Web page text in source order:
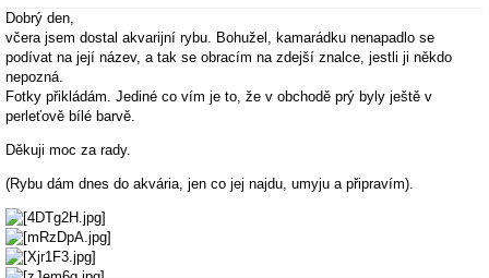
Dobrý den,
včera jsem dostal akvarijní rybu. Bohužel, kamarádku nenapadlo se
podívat na její název, a tak se obracím na zdejší znalce, jestli ji někdo
nepozná.
Fotky přikládám. Jediné co vím je to, že v obchodě prý byly ještě v
perleťově bílé barvě.
Děkuji moc za rady.
(Rybu dám dnes do akvária, jen co jej najdu, umyju a připravím).